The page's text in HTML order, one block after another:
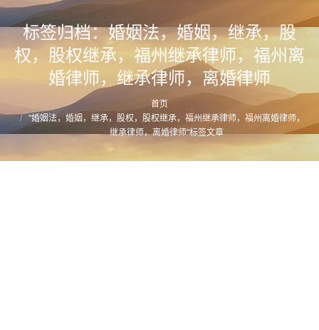
标签归档：婚姻法，婚姻，继承，股
权，股权继承，福州继承律师，福州离
婚律师，继承律师，离婚律师
您的位置：
首页
"婚姻法，婚姻，继承，股权，股权继承，福州继承律师，福州离婚律师，
继承律师，离婚律师"标签文章